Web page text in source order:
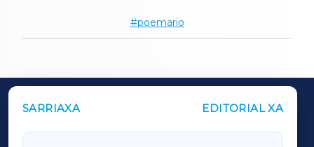
poemario
SARRIAXA EDITORIAL XA
OUTROS PERIÓDICOS